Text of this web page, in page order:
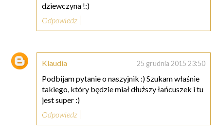
dziewczyna !:)
Odpowiedz
Klaudia 25 grudnia 2015 23:50
Podbijam pytanie o naszyjnik :) Szukam właśnie
takiego, który będzie miał dłuższy łańcuszek i tu
jest super :)
Odpowiedz